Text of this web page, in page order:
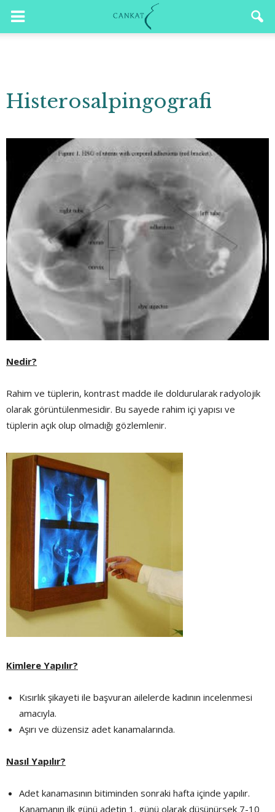
Histerosalpingografi
Nedir?
Rahim ve tüplerin, kontrast madde ile doldurularak radyolojik
olarak görüntülenmesidir. Bu sayede rahim içi yapısı ve
tüplerin açık olup olmadığı gözlemlenir.
Kimlere Yapılır?
Kısırlık şikayeti ile başvuran ailelerde kadının incelenmesi
amacıyla.
Aşırı ve düzensiz adet kanamalarında.
Nasıl Yapılır?
Adet kanamasının bitiminden sonraki hafta içinde yapılır.
Kanamanın ilk günü adetin 1. günü olarak düşünürsek 7-10